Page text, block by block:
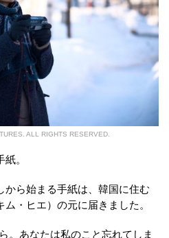
ALL RIGHTS RESERVED.
。
から始まる手紙は、韓国に住む
・ヒエ）の元に届きました。
。あなたは私のこと忘れてしま